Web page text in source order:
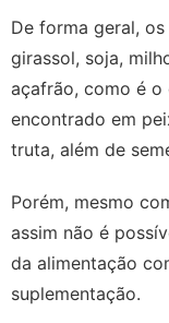
De forma geral,
girassol, soja,
açafrão, como é
encontrado em
truta, além de
Porém, mesmo
assim não é
da alimentação
suplementação.